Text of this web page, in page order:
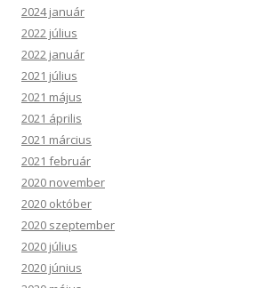
2024 január
2022 július
2022 január
2021 július
2021 május
2021 április
2021 március
2021 február
2020 november
2020 október
2020 szeptember
2020 július
2020 június